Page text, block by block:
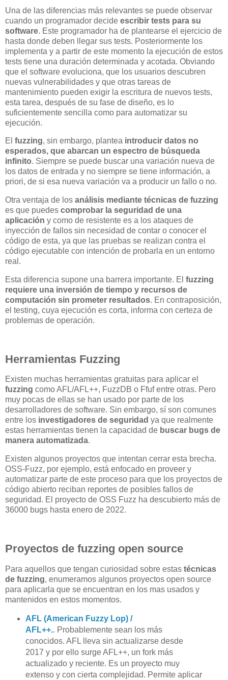
Una de las diferencias más relevantes se puede observar
cuando un programador decide escribir tests para su
software. Este programador ha de plantearse el ejercicio de
hasta donde deben llegar sus tests. Posteriormente los
implementa y a partir de este momento la ejecución de estos
tests tiene una duración determinada y acotada. Obviando
que el software evoluciona, que los usuarios descubren
nuevas vulnerabilidades y que otras tareas de
mantenimiento pueden exigir la escritura de nuevos tests,
esta tarea, después de su fase de diseño, es lo
suficientemente sencilla como para automatizar su
ejecución.
El fuzzing, sin embargo, plantea introducir datos no
esperados, que abarcan un espectro de búsqueda
infinito. Siempre se puede buscar una variación nueva de
los datos de entrada y no siempre se tiene información, a
priori, de si esa nueva variación va a producir un fallo o no.
Otra ventaja de los análisis mediante técnicas de fuzzing
es que puedes comprobar la seguridad de una
aplicación y como de resistente es a los ataques de
inyección de fallos sin necesidad de contar o conocer el
código de esta, ya que las pruebas se realizan contra el
código ejecutable con intención de probarla en un entorno
real.
Esta diferencia supone una barrera importante. El fuzzing
requiere una inversión de tiempo y recursos de
computación sin prometer resultados. En contraposición,
el testing, cuya ejecución es corta, informa con certeza de
problemas de operación.
Herramientas Fuzzing
Existen muchas herramientas gratuitas para aplicar el
fuzzing como AFL/AFL++, FuzzDB o Ffuf entre otras. Pero
muy pocas de ellas se han usado por parte de los
desarrolladores de software. Sin embargo, sí son comunes
entre los investigadores de seguridad ya que realmente
estas herramientas tienen la capacidad de buscar bugs de
manera automatizada.
Existen algunos proyectos que intentan cerrar esta brecha.
OSS-Fuzz, por ejemplo, está enfocado en proveer y
automatizar parte de este proceso para que los proyectos de
código abierto reciban reportes de posibles fallos de
seguridad. El proyecto de OSS Fuzz ha descubierto más de
36000 bugs hasta enero de 2022.
Proyectos de fuzzing open source
Para aquellos que tengan curiosidad sobre estas técnicas
de fuzzing, enumeramos algunos proyectos open source
para aplicarla que se encuentran en los mas usados y
mantenidos en estos momentos.
AFL (American Fuzzy Lop) /
AFL++.. Probablemente sean los más
conocidos. AFL lleva sin actualizarse desde
2017 y por ello surge AFL++, un fork más
actualizado y reciente. Es un proyecto muy
extenso y con cierta complejidad. Permite aplicar